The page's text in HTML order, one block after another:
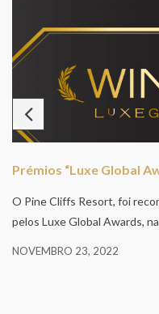
Prémios “Luxe Global
O Pine Cliffs Resort, foi
pelos Luxe Global Awards,
NOVEMBRO 23, 2022